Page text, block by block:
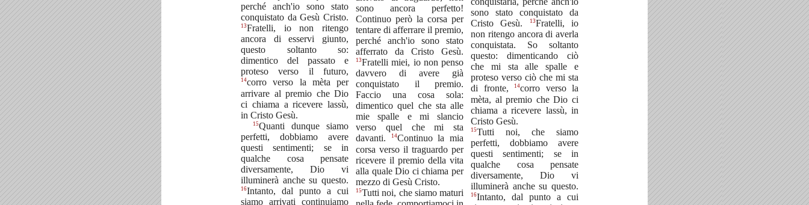
perché anch'io sono stato
conquistato da Gesù Cristo.
13Fratelli, io non ritengo
ancora di esservi giunto,
questo soltanto so:
dimentico del passato e
proteso verso il futuro,
14corro verso la mèta per
arrivare al premio che Dio
ci chiama a ricevere lassù,
in Cristo Gesù.
15Quanti dunque siamo
perfetti, dobbiamo avere
questi sentimenti; se in
qualche cosa pensate
diversamente, Dio vi
illuminerà anche su questo.
16Intanto, dal punto a cui
siamo arrivati continuiamo
sono ancora perfetto!
Continuo però la corsa per
tentare di afferrare il premio,
perché anch'io sono stato
afferrato da Cristo Gesù.
13Fratelli miei, io non penso
davvero di avere già
conquistato il premio.
Faccio una cosa sola:
dimentico quel che sta alle
mie spalle e mi slancio
verso quel che mi sta
davanti.
14Continuo la mia
corsa verso il traguardo per
ricevere il premio della vita
alla quale Dio ci chiama per
mezzo di Gesù Cristo.
15Tutti noi, che siamo maturi
sono stato conquistato da
Cristo Gesù.
13Fratelli, io
non ritengo ancora di averla
conquistata. So soltanto
questo: dimenticando ciò
che mi sta alle spalle e
proteso verso ciò che mi sta
di fronte,
14corro verso la
mèta, al premio che Dio ci
chiama a ricevere lassù, in
Cristo Gesù.
15Tutti noi, che siamo
perfetti, dobbiamo avere
questi sentimenti; se in
qualche cosa pensate
diversamente, Dio vi
illuminerà anche su questo.
16Intanto, dal punto a cui